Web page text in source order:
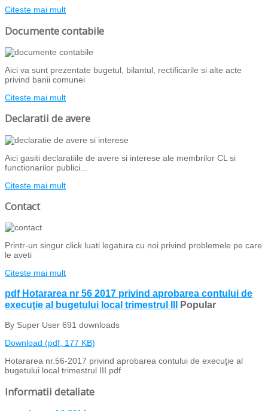
Citeste mai mult
Documente contabile
Aici va sunt prezentate bugetul, bilantul, rectificarile si alte acte
privind banii comunei
Citeste mai mult
Declaratii de avere
Aici gasiti declaratiile de avere si interese ale membrilor CL si
functionarilor publici...
Citeste mai mult
Contact
Printr-un singur click luati legatura cu noi privind problemele pe care
le aveti
Citeste mai mult
pdf Hotararea nr 56 2017 privind aprobarea contului de
execuţie al bugetului local trimestrul III Popular
By Super User 691 downloads
Download (pdf, 177 KB)
Hotararea nr.56-2017 privind aprobarea contului de execuţie al
bugetului local trimestrul III.pdf
Informatii detaliate